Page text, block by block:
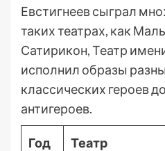
Евстигнеев сыграл
таких театрах, как
Сатирикон, Театр
исполнил образы
классических героев
антигероев.
Год Театр